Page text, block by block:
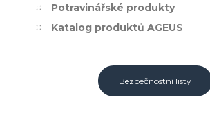
Potravinářské produkty
Katalog produktů AGEUS
Bezpečnostní listy